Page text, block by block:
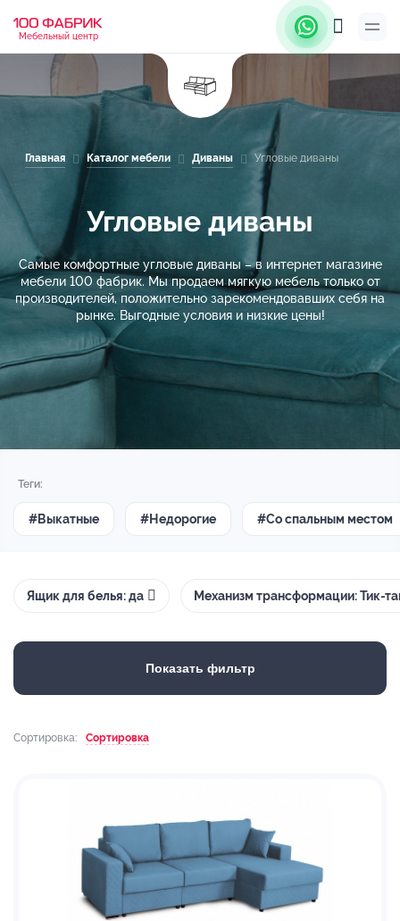
Мебельный центр
Главная Каталог мебели Диваны Угловые диваны
Угловые диваны
Самые комфортные угловые диваны – в интернет магазине
мебели 100 фабрик. Мы продаем мягкую мебель только от
производителей, положительно зарекомендовавших себя на
рынке. Выгодные условия и низкие цены!
Теги:
#Выкатные #Недорогие #Со спальным местом
Ящик для белья: да Механизм трансформации: Тик-
Показать фильтр
Сортировка: Сортировка